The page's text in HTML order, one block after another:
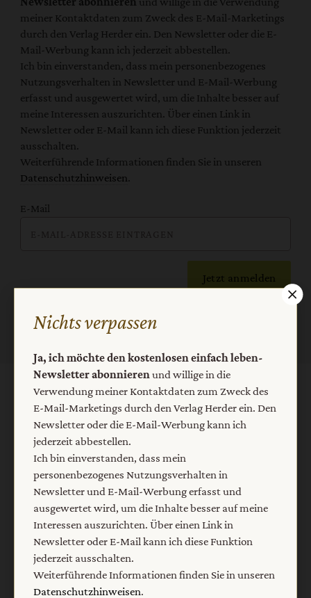
meiner Kontaktdaten zum Zweck des E-Mail-Marketings
durch den Verlag Herder ein. Den Newsletter oder die E-
Mail-Werbung kann ich jederzeit abbestellen.
Ich bin einverstanden, dass mein personenbezogenes
Nutzungsverhalten in Newsletter und E-Mail-Werbung
erfasst und ausgewertet wird, um die Inhalte besser auf
meine Interessen auszurichten. Über einen Link in
Newsletter oder E-Mail kann ich diese Funktion jederzeit
ausschalten.
Weiterführende Informationen finden Sie in unseren
Datenschutzhinweisen
E-Mail
Jetzt anmelden
AGB und Widerrufsbelehrung Datenschutz
Barrierefreiheit Impressum
Vertrag widerrufen Abo online kündigen
Nichts verpassen
Ja, ich möchte den kostenlosen einfach leben-
Newsletter abonnierenund willige in die
Verwendung meiner Kontaktdaten zum Zweck des
E-Mail-Marketings durch den Verlag Herder ein. Den
Newsletter oder die E-Mail-Werbung kann ich
jederzeit abbestellen.
Ich bin einverstanden, dass mein
personenbezogenes Nutzungsverhalten in
Newsletter und E-Mail-Werbung erfasst und
ausgewertet wird, um die Inhalte besser auf meine
Interessen auszurichten. Über einen Link in
Newsletter oder E-Mail kann ich diese Funktion
jederzeit ausschalten.
Weiterführende Informationen finden Sie in unseren
Datenschutzhinweisen.